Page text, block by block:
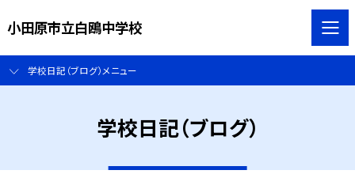
小田原市立白鴎中学校
学校日記（ブログ）メニュー
学校日記（ブログ）